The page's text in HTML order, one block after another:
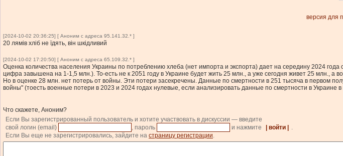
версия для
[2024-10-02 20:36:25] [ Аноним с адреса 95.141.32.* ]
20 лямів хліб не їдять, він шкідливий
[2024-10-02 17:20:50] [ Аноним с адреса 65.109.32.* ]
Оценка количества населения Украины по потреблению хлеба (нет импорта и экспорта) дает на середину 2024
цифра завышена на 1-1,5 млн.). То-есть не к 2051 году в Украине будет жить 25 млн., а уже сегодня живет 25 млн.,
Но в оценке 28 млн. нет потерь от войны. Эти потери засекречены. Данные по смертности в 251 тысяча в первом
войны" (тоесть военные потери в 2023 и 2024 годах нулевые, если анализировать данные по смертности в Украине
Что скажете, Аноним?
Если Вы зарегистрированный пользователь и хотите участвовать в дискуссии — введите
свой логин (email)
, пароль и нажмите | войти |
.
Если Вы еще не зарегистрировались, зайдите на страницу регистрации.